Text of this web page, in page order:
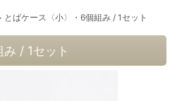
とばケース〈小〉・6個組み / 1セット
/ 1セット